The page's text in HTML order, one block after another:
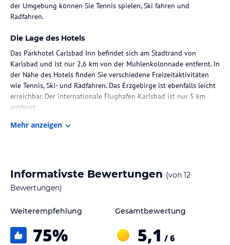
der Umgebung können Sie Tennis spielen, Ski fahren und
Radfahren.
Die Lage des Hotels
Das Parkhotel Carlsbad Inn befindet sich am Stadtrand von
Karlsbad und ist nur 2,6 km von der Mühlenkolonnade entfernt. In
der Nähe des Hotels finden Sie verschiedene Freizeitaktivitäten
wie Tennis, Ski- und Radfahren. Das Erzgebirge ist ebenfalls leicht
erreichbar. Der internationale Flughafen Karlsbad ist nur 5 km
entfernt.
Zimmer / Unterbringung im Hotel
Abstellmöglichkeiten für Skier und Fahrräder sind ebenfalls
vorhanden.
Gastronomie im Hotel
Verpflegung und den Restaurants.
Mehr anzeigen
Informativste Bewertungen (von 12
Bewertungen)
Weiterempfehlung
75%
Gesamtbewertung
5,1 / 6